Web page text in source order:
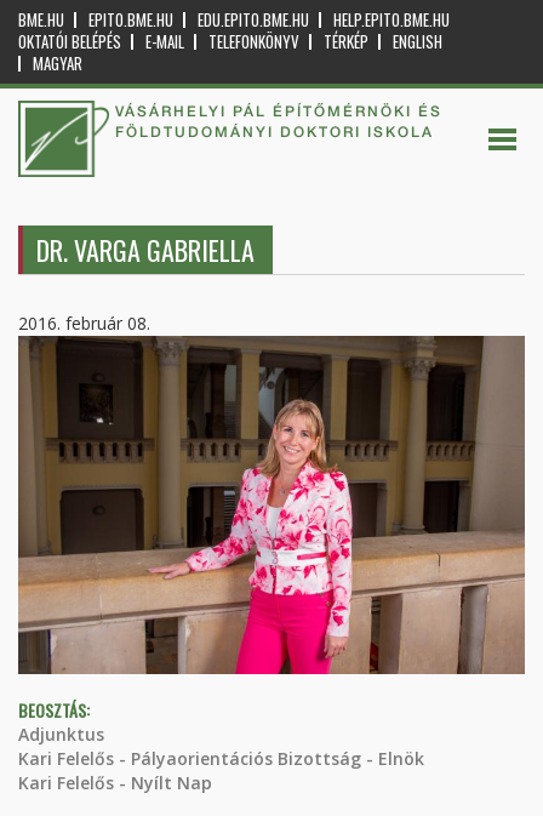
BME.HU EPITO.BME.HU EDU.EPITO.BME.HU
HELP.EPITO.BME.HU
OKTATÓI BELÉPÉS
E-MAIL TELEFONKÖNYV TÉRKÉP
ENGLISH
MAGYAR
VÁSÁRHELYI PÁL ÉPÍTŐMÉRNÖKI ÉS
FÖLDTUDOMÁNYI DOKTORI ISKOLA
DR. VARGA GABRIELLA
2016. február 08.
BEOSZTÁS:
Adjunktus
Kari Felelős - Pályaorientációs Bizottság - Elnök
Kari Felelős - Nyílt Nap